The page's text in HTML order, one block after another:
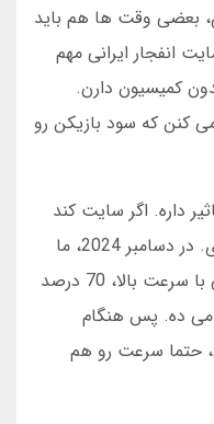
بعضی وقت ها هم باید
انفجار ایرانی مهم
کمیسیون دارن.
کنن که سود بازیکن رو
داره. اگر سایت کند
باشه، ممکنه ضریب رو از دست بدی. در دسامبر 2024، ما
تست کردیم که سایت انفجار ایرانی با سرعت بالا، 70 درصد
می ده. پس هنگام
حتما سرعت رو هم